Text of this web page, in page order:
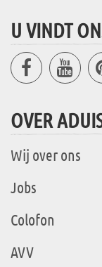
U VINDT
OVER
Wij over ons
Jobs
Colofon
AVV